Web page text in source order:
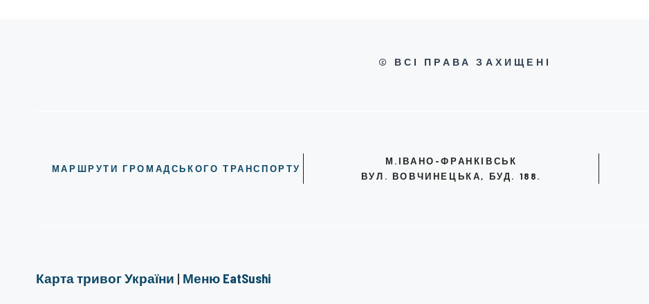
© ВСІ ПРАВА ЗАХИЩЕНІ
МАРШРУТИ ГРОМАДСЬКОГО ТРАНСПОРТУ
М.ІВАНО-ФРАНКІВСЬК
ВУЛ. ВОВЧИНЕЦЬКА, БУД. 188.
Карта тривог України | Меню EatSushi